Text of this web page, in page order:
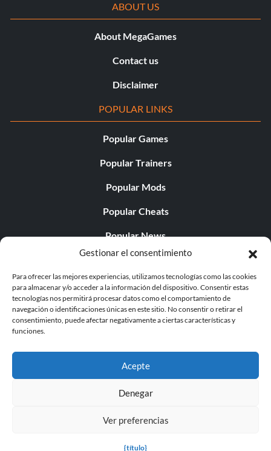
Gestionar el consentimiento
Para ofrecer las mejores experiencias, utilizamos tecnologías como las cookies
para almacenar y/o acceder a la información del dispositivo. Consentir estas
tecnologías nos permitirá procesar datos como el comportamiento de
navegación o identificaciones únicas en este sitio. No consentir o retirar el
consentimiento, puede afectar negativamente a ciertas características y
funciones.
Acepte
Denegar
Ver preferencias
{título}
ABOUT US
About MegaGames
Contact us
Disclaimer
POPULAR LINKS
Popular Games
Popular Trainers
Popular Mods
Popular Cheats
Popular News
Popular Editorials
Popular Free Games
LATEST UPDATES
© 1998 - 2026 MegaGames.com All rights reserved
Settings